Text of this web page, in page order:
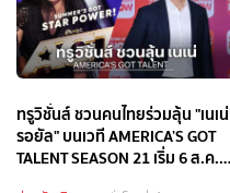
ทรูวิชั่นส์ ชวนคนไทยร่วมลุ้น "เนเน่
รอยัล" บนเวที AMERICA’S GOT
TALENT SEASON 21 เริ่ม 6 ส.ค.นี้